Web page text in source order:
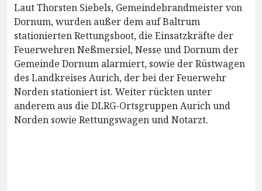
Laut Thorsten Siebels, Gemeindebrandmeister von
Dornum, wurden außer dem auf Baltrum
stationierten Rettungsboot, die Einsatzkräfte der
Feuerwehren Neßmersiel, Nesse und Dornum der
Gemeinde Dornum alarmiert, sowie der Rüstwagen
des Landkreises Aurich, der bei der Feuerwehr
Norden stationiert ist. Weiter rückten unter
anderem aus die DLRG-Ortsgruppen Aurich und
Norden sowie Rettungswagen und Notarzt.